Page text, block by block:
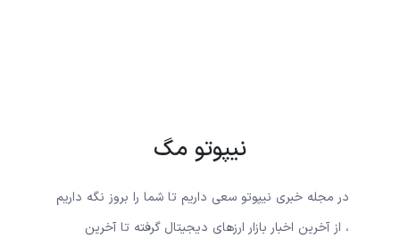
نیپوتو مگ
در مجله خبری نیپوتو سعی داریم تا شما را بروز نگه داریم
، از آخرین اخبار بازار ارزهای دیجیتال گرفته تا آخرین